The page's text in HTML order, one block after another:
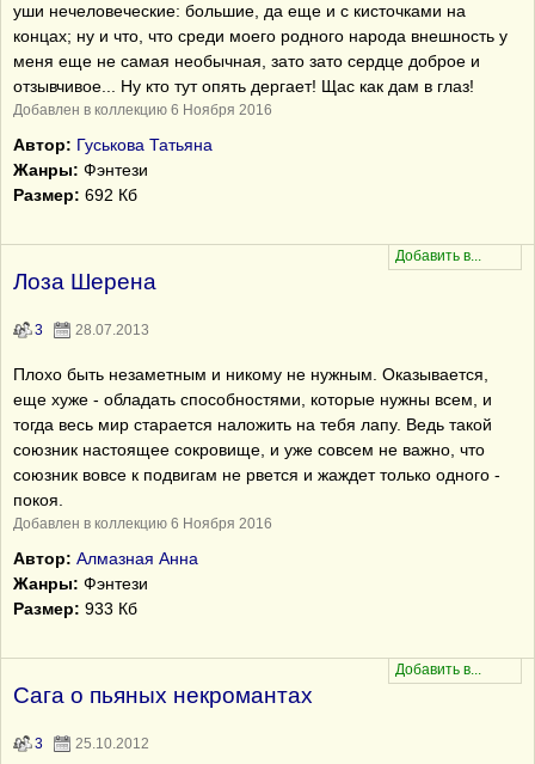
уши нечеловеческие: большие, да еще и с кисточками на
концах; ну и что, что среди моего родного народа внешность у
меня еще не самая необычная, зато зато сердце доброе и
отзывчивое... Ну кто тут опять дергает! Щас как дам в глаз!
Добавлен в коллекцию 6 Ноября 2016
Автор: Гуськова Татьяна
Жанры: Фэнтези
Размер: 692 Кб
Лоза Шерена
3 28.07.2013
Плохо быть незаметным и никому не нужным. Оказывается,
еще хуже - обладать способностями, которые нужны всем, и
тогда весь мир старается наложить на тебя лапу. Ведь такой
союзник настоящее сокровище, и уже совсем не важно, что
союзник вовсе к подвигам не рвется и жаждет только одного -
покоя.
Добавлен в коллекцию 6 Ноября 2016
Автор: Алмазная Анна
Жанры: Фэнтези
Размер: 933 Кб
Сага о пьяных некромантах
3 25.10.2012